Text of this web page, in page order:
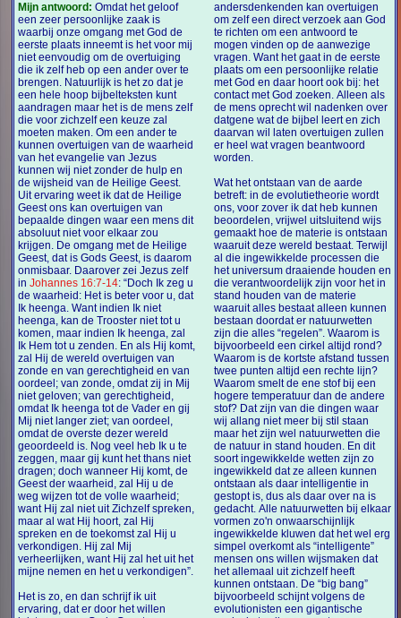
Mijn antwoord: Omdat het geloof
een zeer persoonlijke zaak is
waarbij onze omgang met God de
eerste plaats inneemt is het voor mij
niet eenvoudig om de overtuiging
die ik zelf heb op een ander over te
brengen. Natuurlijk is het zo dat je
een hele hoop bijbelteksten kunt
aandragen maar het is de mens zelf
die voor zichzelf een keuze zal
moeten maken. Om een ander te
kunnen overtuigen van de waarheid
van het evangelie van Jezus
kunnen wij niet zonder de hulp en
de wijsheid van de Heilige Geest.
Uit ervaring weet ik dat de Heilige
Geest ons kan overtuigen van
bepaalde dingen waar een mens dit
absoluut niet voor elkaar zou
krijgen. De omgang met de Heilige
Geest, dat is Gods Geest, is daarom
onmisbaar. Daarover zei Jezus zelf
inJohannes 16:7-14: “Doch Ik zeg u
de waarheid: Het is beter voor u, dat
Ik heenga. Want indien Ik niet
heenga, kan de Trooster niet tot u
komen, maar indien Ik heenga, zal
Ik Hem tot u zenden. En als Hij komt,
zal Hij de wereld overtuigen van
zonde en van gerechtigheid en van
oordeel; van zonde, omdat zij in Mij
niet geloven; van gerechtigheid,
omdat Ik heenga tot de Vader en gij
Mij niet langer ziet; van oordeel,
omdat de overste dezer wereld
geoordeeld is. Nog veel heb Ik u te
zeggen, maar gij kunt het thans niet
dragen; doch wanneer Hij komt, de
Geest der waarheid, zal Hij u de
weg wijzen tot de volle waarheid;
want Hij zal niet uit Zichzelf spreken,
maar al wat Hij hoort, zal Hij
spreken en de toekomst zal Hij u
verkondigen. Hij zal Mij
verheerlijken, want Hij zal het uit het
mijne nemen en het u verkondigen”.
Het is zo, en dan schrijf ik uit
ervaring, dat er door het willen
andersdenkenden kan overtuigen
om zelf een direct verzoek aan God
te richten om een antwoord te
mogen vinden op de aanwezige
vragen. Want het gaat in de eerste
plaats om een persoonlijke relatie
met God en daar hoort ook bij: het
contact met God zoeken. Alleen als
de mens oprecht wil nadenken over
datgene wat de bijbel leert en zich
daarvan wil laten overtuigen zullen
er heel wat vragen beantwoord
worden.
Wat het ontstaan van de aarde
betreft: in de evolutietheorie wordt
ons, voor zover ik dat heb kunnen
beoordelen, vrijwel uitsluitend wijs
gemaakt hoe de materie is ontstaan
waaruit deze wereld bestaat. Terwijl
al die ingewikkelde processen die
het universum draaiende houden en
die verantwoordelijk zijn voor het in
stand houden van de materie
waaruit alles bestaat alleen kunnen
bestaan doordat er natuurwetten
zijn die alles “regelen”. Waarom is
bijvoorbeeld een cirkel altijd rond?
Waarom is de kortste afstand tussen
twee punten altijd een rechte lijn?
Waarom smelt de ene stof bij een
hogere temperatuur dan de andere
stof? Dat zijn van die dingen waar
wij allang niet meer bij stil staan
maar het zijn wel natuurwetten die
de natuur in stand houden. En dit
soort ingewikkelde wetten zijn zo
ingewikkeld dat ze alleen kunnen
ontstaan als daar intelligentie in
gestopt is, dus als daar over na is
gedacht. Alle natuurwetten bij elkaar
vormen zo'n onwaarschijnlijk
ingewikkelde kluwen dat het wel erg
simpel overkomt als “intelligente”
mensen ons willen wijsmaken dat
het allemaal uit zichzelf heeft
kunnen ontstaan. De “big bang”
bijvoorbeeld schijnt volgens de
evolutionisten een gigantische